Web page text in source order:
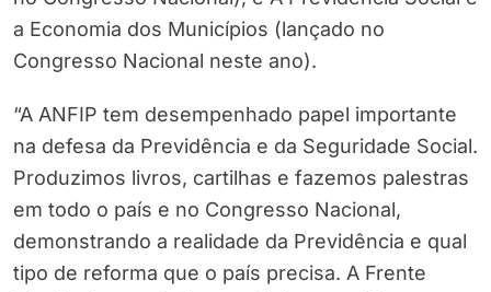
a Economia dos Municípios (lançado no
Congresso Nacional neste ano).
“A ANFIP tem desempenhado papel importante
na defesa da Previdência e da Seguridade Social.
Produzimos livros, cartilhas e fazemos palestras
em todo o país e no Congresso Nacional,
demonstrando a realidade da Previdência e qual
tipo de reforma que o país precisa. A Frente